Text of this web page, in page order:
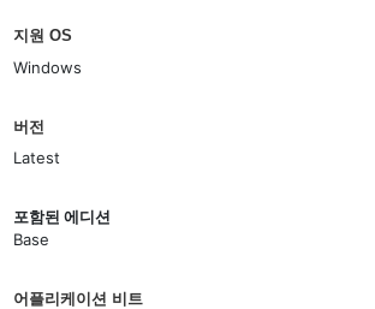
지원 OS
Windows
버전
Latest
포함된 에디션
Base
어플리케이션 비트